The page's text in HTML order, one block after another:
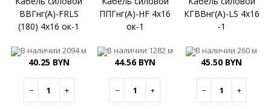
ВВГнг(A)-FRLS
(180) 4x16 ок-1
В наличии2094 м
40.25 BYN
− +
ППГнг(A)-HF 4x16
ок-1
В наличии 1282 м
44.56 BYN
− +
КГВВнг(A)-LS 4x16
-1
В наличии260 м
45.50 BYN
− +